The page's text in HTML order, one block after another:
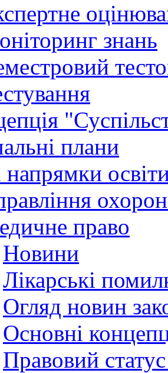
знань
плани
напрямки
право
Новини
Лікарські
Огляд новин
Основні
Правовий